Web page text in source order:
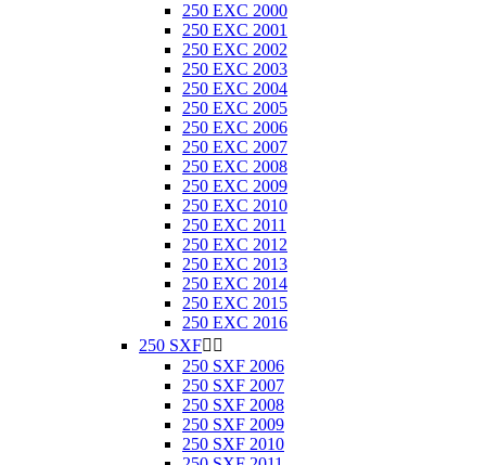
250 EXC 2000
250 EXC 2001
250 EXC 2002
250 EXC 2003
250 EXC 2004
250 EXC 2005
250 EXC 2006
250 EXC 2007
250 EXC 2008
250 EXC 2009
250 EXC 2010
250 EXC 2011
250 EXC 2012
250 EXC 2013
250 EXC 2014
250 EXC 2015
250 EXC 2016
250 SXF 
250 SXF 2006
250 SXF 2007
250 SXF 2008
250 SXF 2009
250 SXF 2010